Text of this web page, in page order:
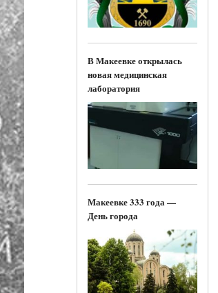
В Макеевке открылась
новая медицинская
лаборатория
Макеевке 333 года —
День города